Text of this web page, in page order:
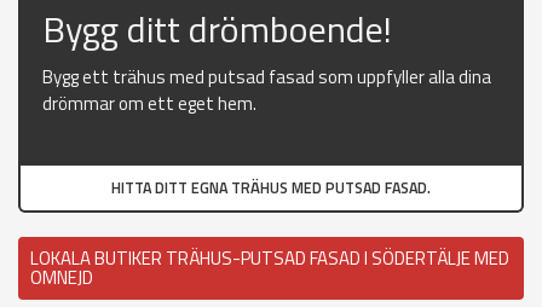
Bygg ditt drömboende!
Bygg ett trähus med putsad fasad som uppfyller alla dina
drömmar om ett eget hem.
HITTA DITT EGNA TRÄHUS MED PUTSAD FASAD.
LOKALA BUTIKER TRÄHUS-PUTSAD FASAD I SÖDERTÄLJE MED
OMNEJD